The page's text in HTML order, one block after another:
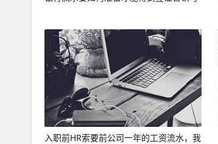
入职前HR索要前公司一年的工资流水，我